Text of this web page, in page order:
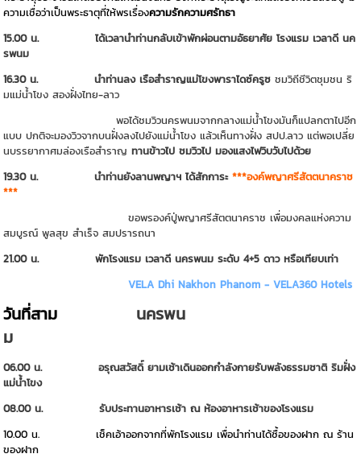
ความเชื่อว่าเป็นพระธาตุที่ให้พรเรื่องความรักความศรัทธา
15.00 น. ได้เวลานำท่านกลับเข้าพักผ่อนตามอัธยาศัย โรงแรม เวลาดี นค
รพนม
16.30 น. นำท่านลงเรือสำราญแม่โขงพาราไดซ์ครูซชมวิถีชีวิตชุมชน ริ
มแม่น้ำโขง สองฝั่งไทย-ลาว
พอได้ชมวิวนครพนมจากกลางแม่น้ำโขงมันก็แปลกตาไปอีก
แบบ ปกติจะมองวิวจากบนฝั่งลงไปยังแม่น้ำโขง แล้วเห็นทางฝั่ง สปป.ลาว แต่พอเปลี่ย
นบรรยากาศมล่องเรือสำราญทานข้าวไป ชมวิวไป มองแสงไฟวิบวับไปด้วย
19.30 น. นำท่านยังลานพญาฯ ได้สักการะ***องค์พญาศรีสัตตนาคราช
***
ขอพรองค์ปู่พญาศรีสัตตนาคราช เพื่อมงคลแห่งความ
สมบูรณ์ พูลสุข สำเร็จ สมปรารถนา
21.00 น.พักโรงแรม เวลาดี นครพนม ระดับ 4+5 ดาว หรือเทียบเท่า
VELA Dhi Nakhon Phanom - VELA360 Hotels
วันที่สาม
นครพน
ม
06.00 น. อรุณสวัสดิ์ ยามเช้าเดินออกกำลังกายรับพลังธรรมชาติ ริมฝั่ง
แม่น้ำโขง
08.00 น. รับประทานอาหารเช้า ณ ห้องอาหารเช้าของโรงแรม
10.00 น. เช็คเอ้าออกจากที่พักโรงแรม เพื่อนำท่านได้ซื้อของฝาก ณ ร้าน
ของฝาก